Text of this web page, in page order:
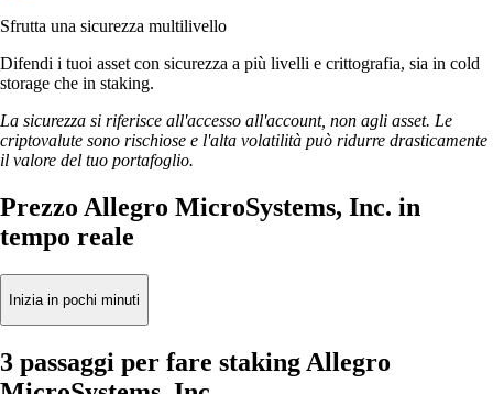
Sfrutta una sicurezza multilivello
Difendi i tuoi asset con sicurezza a più livelli e crittografia, sia in cold
storage che in staking.
La sicurezza si riferisce all'accesso all'account, non agli asset. Le
criptovalute sono rischiose e l'alta volatilità può ridurre drasticamente
il valore del tuo portafoglio.
Prezzo Allegro MicroSystems, Inc. in
tempo reale
Inizia in pochi minuti
3 passaggi per fare staking Allegro